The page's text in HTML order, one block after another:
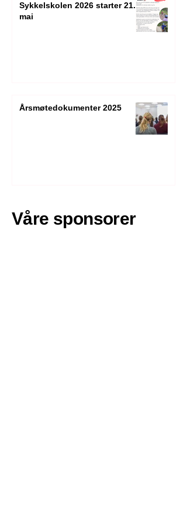
Sykkelskolen 2026 starter 21.
mai
Årsmøtedokumenter 2025
Våre sponsorer